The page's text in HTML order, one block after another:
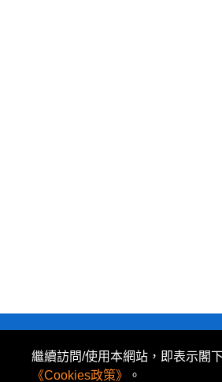
繼續訪問/使用本網站，即表示閣
《Cookies政策》
。
所有資料或訊